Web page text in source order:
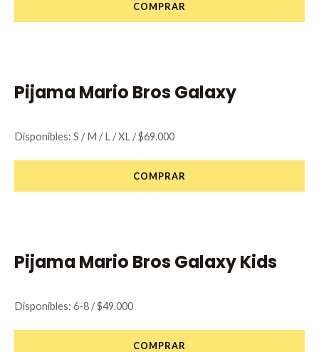
COMPRAR
Pijama Mario Bros Galaxy
Disponibles: S / M / L / XL / $69.000
COMPRAR
Pijama Mario Bros Galaxy Kids
Disponibles: 6-8 / $49.000
COMPRAR